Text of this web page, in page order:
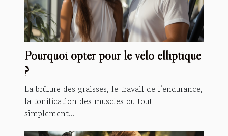
Pourquoi opter pour le vélo elliptique
?
La brûlure des graisses, le travail de l’endurance,
la tonification des muscles ou tout
simplement...